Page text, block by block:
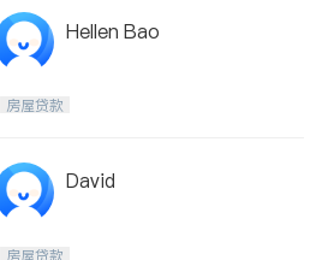
Hellen Bao
房屋贷款
David
房屋贷款